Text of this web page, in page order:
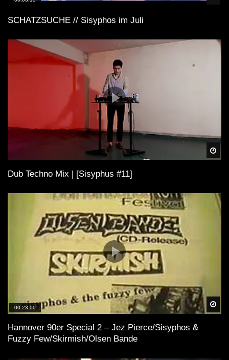
SCHATZSUCHE // Sisyphos im Juli
Dub Techno Mix | [Sisyphus #11]
00:23:00
Hannover 90er Special 2 – Jez Pierce/Sisyphos &
Fuzzy Few/Skirmish/Olsen Bande